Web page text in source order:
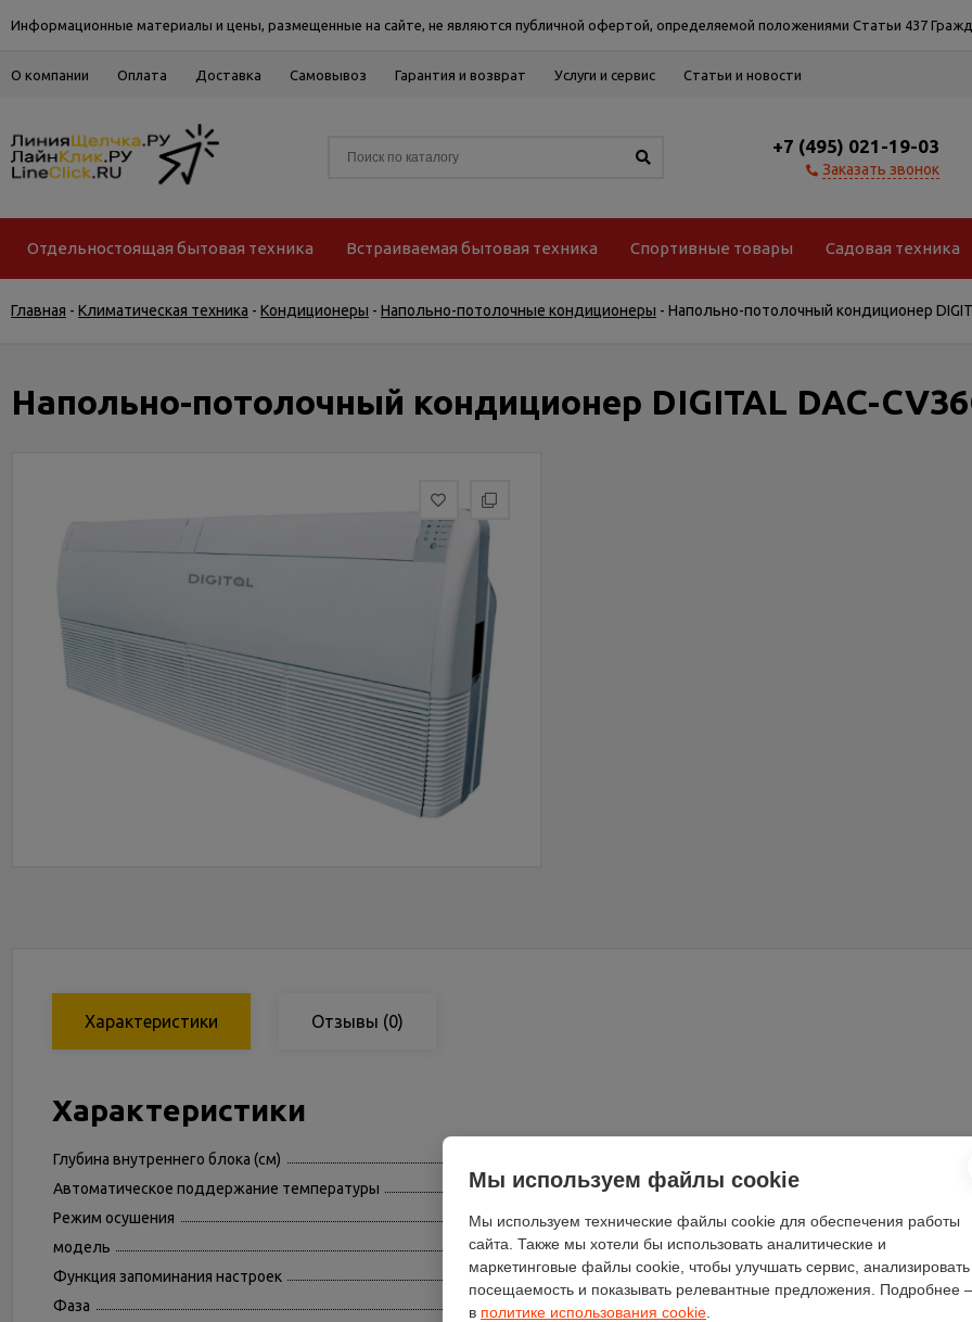
Информационные материалы и цены, размещенные на сайте, не являются публичной офертой, определяемой положениями Статьи 437
О компании Оплата Доставка Самовывоз Гарантия и возврат Услуги и сервис Статьи и новости
+7 (495) 021-19-03
Заказать звонок
Отдельностоящая бытовая техника Встраиваемая бытовая техника Спортивные товары Садовая техника
Главная - Климатическая техника - Кондиционеры - Напольно-потолочные кондиционеры - Напольно-потолочный кондиционер
Напольно-потолочный кондиционер DIGITAL DAC-
Характеристики Отзывы (0)
Характеристики
Глубина внутреннего блока (см)
Автоматическое поддержание температуры
есть
Режим осушения
есть
модель
DAC-CV36CH
Функция запоминания настроек
есть
Фаза
Мы используем файлы cookie
Мы используем технические файлы cookie для обеспечения работы
сайта. Также мы хотели бы использовать аналитические и
маркетинговые файлы cookie, чтобы улучшать сервис, анализировать
посещаемость и показывать релевантные предложения. Подробнее
в политике использования cookie